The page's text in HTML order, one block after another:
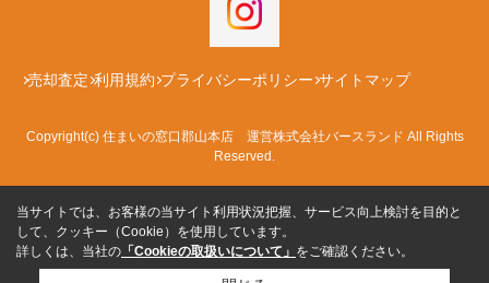
売却査定 利用規約 プライバシーポリシー サイトマップ
Copyright(c) 住まいの窓口郡山本店 運営株式会社バースランド All Rights
Reserved.
当サイトでは、お客様の当サイト利用状況把握、サービス向上検討を目的と
して、クッキー（Cookie）を使用しています。
詳しくは、当社の 「Cookieの取扱いについて」 をご確認ください。